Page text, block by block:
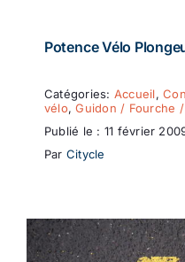
Potence Vélo
Catégories: Accueil,
vélo,Guidon / Fourche
Publié le : 11 février
Par Citycle